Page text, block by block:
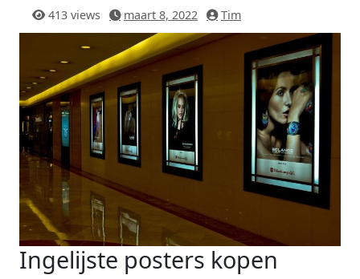
413 views maart 8, 2022 Tim
Ingelijste posters kopen